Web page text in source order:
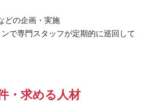
どの企画・実施
で専門スタッフが定期的に巡回して
・求める人材